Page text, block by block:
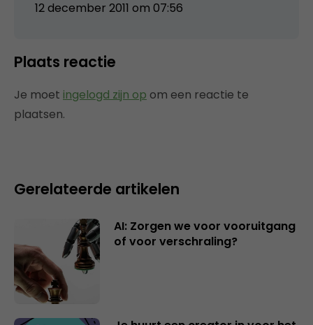
12 december 2011 om 07:56
Plaats reactie
Je moet ingelogd zijn op om een reactie te
plaatsen.
Gerelateerde artikelen
AI: Zorgen we voor vooruitgang
of voor verschraling?